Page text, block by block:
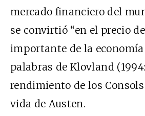
mercado financiero del
se convirtió “en el precio
importante de la
palabras deKlovland
rendimiento de los
vida de Austen.